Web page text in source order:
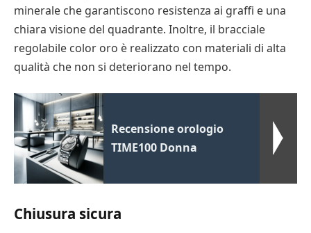
minerale che garantiscono resistenza ai graffi e una
chiara visione del quadrante. Inoltre, il bracciale
regolabile color oro è realizzato con materiali di alta
qualità che non si deteriorano nel tempo.
Recensione orologio
TIME100 Donna
Chiusura sicura